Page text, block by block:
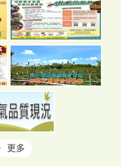
2021-09-28
更多